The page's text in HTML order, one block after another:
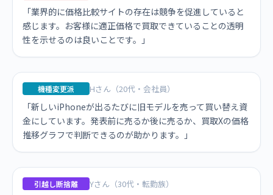
「業界的に価格比較サイトの存在は競争を促進していると
感じます。お客様に適正価格で買取できていることの透明
性を示せるのは良いことです。」
機種変更派 Hさん（20代・会社員）
「新しいiPhoneが出るたびに旧モデルを売って買い替え資
金にしています。発表前に売るか後に売るか、買取Xの価格
推移グラフで判断できるのが助かります。」
引越し断捨離 Yさん（30代・転勤族）